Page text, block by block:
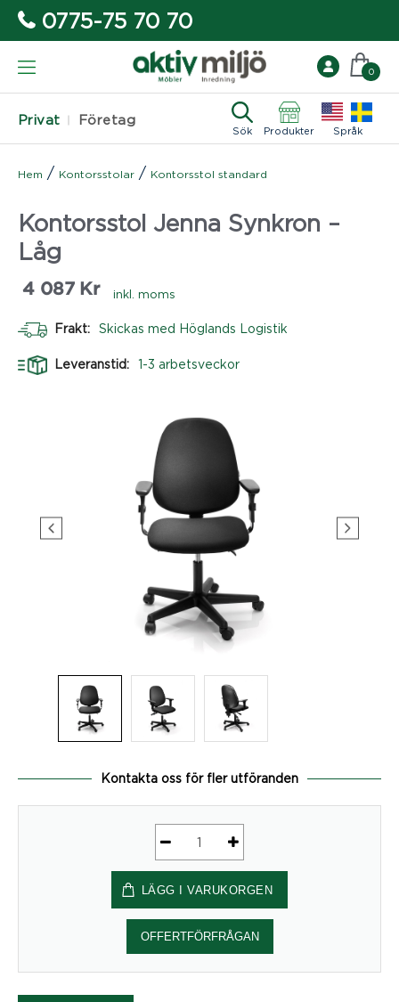
0775-75 70 70
Privat Företag
Sök Produkter Språk
0
Hem / Kontorsstolar / Kontorsstol standard
Kontorsstol Jenna Synkron –
Låg
4 087 Kr inkl. moms
Frakt: Skickas med Höglands Logistik
Leveranstid: 1-3 arbetsveckor
Kontakta oss för fler utföranden
Kontorsstol
Jenna
Synkron
-
Låg
mängd
LÄGG I VARUKORGEN
OFFERTFÖRFRÅGAN